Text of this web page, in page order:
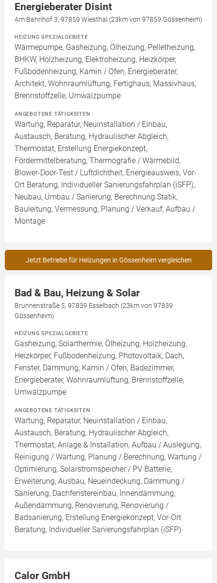
Energieberater Disint
Am Bahnhof 3, 97859 Wiesthal (23km von 97859 Gössenheim)
HEIZUNG SPEZIALGEBIETE
Wärmepumpe, Gasheizung, Ölheizung, Pelletheizung,
BHKW, Holzheizung, Elektroheizung, Heizkörper,
Fußbodenheizung, Kamin / Ofen, Energieberater,
Architekt, Wohnraumlüftung, Fertighaus, Massivhaus,
Brennstoffzelle, Umwälzpumpe
ANGEBOTENE TÄTIGKEITEN
Wartung, Reparatur, Neuinstallation / Einbau,
Austausch, Beratung, Hydraulischer Abgleich,
Thermostat, Erstellung Energiekonzept,
Fördermittelberatung, Thermografie / Wärmebild,
Blower-Door-Test / Luftdichtheit, Energieausweis, Vor-
Ort Beratung, Individueller Sanierungsfahrplan (iSFP),
Neubau, Umbau / Sanierung, Berechnung Statik,
Bauleitung, Vermessung, Planung / Verkauf, Aufbau /
Montage
Jetzt Betriebe für Heizungen in Gössenheim vergleichen
Bad & Bau, Heizung & Solar
Brunnenstraße 5, 97839 Esselbach (23km von 97839
Gössenheim)
HEIZUNG SPEZIALGEBIETE
Gasheizung, Solarthermie, Ölheizung, Holzheizung,
Heizkörper, Fußbodenheizung, Photovoltaik, Dach,
Fenster, Dämmung, Kamin / Ofen, Badezimmer,
Energieberater, Wohnraumlüftung, Brennstoffzelle,
Umwälzpumpe
ANGEBOTENE TÄTIGKEITEN
Wartung, Reparatur, Neuinstallation / Einbau,
Austausch, Beratung, Hydraulischer Abgleich,
Thermostat, Anlage & Installation, Aufbau / Auslegung,
Reinigung / Wartung, Planung / Berechnung, Wartung /
Optimierung, Solarstromspeicher / PV Batterie,
Erweiterung, Ausbau, Neueindeckung, Dämmung /
Sanierung, Dachfenstereinbau, Innendämmung,
Außendämmung, Renovierung, Renovierung /
Badsanierung, Erstellung Energiekonzept, Vor-Ort
Beratung, Individueller Sanierungsfahrplan (iSFP)
Calor GmbH